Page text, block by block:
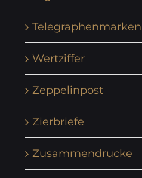
Telegraphenmarken
Wertziffer
Zeppelinpost
Zierbriefe
Zusammendrucke